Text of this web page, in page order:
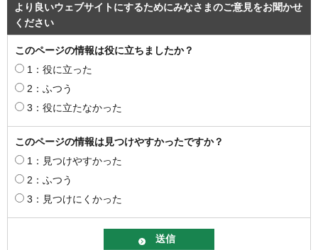
より良いウェブサイトにするためにみなさまのご意見をお聞かせ
ください
このページの情報は役に立ちましたか？
1：役に立った
2：ふつう
3：役に立たなかった
このページの情報は見つけやすかったですか？
1：見つけやすかった
2：ふつう
3：見つけにくかった